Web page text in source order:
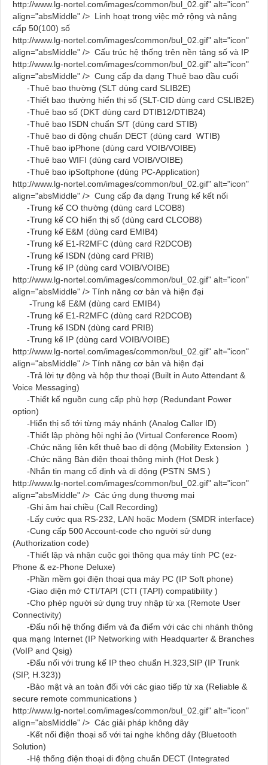
http://www.lg-nortel.com/images/common/bul_02.gif" alt="icon"
align="absMiddle" /> Linh hoạt trong việc mở rộng và nâng
cấp 50(100) số
http://www.lg-nortel.com/images/common/bul_02.gif" alt="icon"
align="absMiddle" /> Cấu trúc hệ thống trên nền tảng số và IP
http://www.lg-nortel.com/images/common/bul_02.gif" alt="icon"
align="absMiddle" /> Cung cấp đa dạng Thuê bao đầu cuối
-Thuê bao thường (SLT dùng card SLIB2E)
-Thiết bao thường hiển thị số (SLT-CID dùng card CSLIB2E)
-Thuê bao số (DKT dùng card DTIB12/DTIB24)
-Thuê bao ISDN chuẩn S/T (dùng card STIB)
-Thuê bao di động chuẩn DECT (dùng card WTIB)
-Thuê bao ipPhone (dùng card VOIB/VOIBE)
-Thuê bao WIFI (dùng card VOIB/VOIBE)
-Thuê bao ipSoftphone (dùng PC-Application)
http://www.lg-nortel.com/images/common/bul_02.gif" alt="icon"
align="absMiddle" /> Cung cấp đa dạng Trung kế kết nối
-Trung kế CO thường (dùng card LCOB8)
-Trung kế CO hiển thị số (dùng card CLCOB8)
-Trung kế E&M (dùng card EMIB4)
-Trung kế E1-R2MFC (dùng card R2DCOB)
-Trung kế ISDN (dùng card PRIB)
-Trung kế IP (dùng card VOIB/VOIBE)
http://www.lg-nortel.com/images/common/bul_02.gif" alt="icon"
align="absMiddle" /> Tính năng cơ bản và hiện đại
-Trung kế E&M (dùng card EMIB4)
-Trung kế E1-R2MFC (dùng card R2DCOB)
-Trung kế ISDN (dùng card PRIB)
-Trung kế IP (dùng card VOIB/VOIBE)
http://www.lg-nortel.com/images/common/bul_02.gif" alt="icon"
align="absMiddle" /> Tính năng cơ bản và hiện đại
-Trả lời tự động và hộp thư thoại (Built in Auto Attendant &
Voice Messaging)
-Thiết kế nguồn cung cấp phù hợp (Redundant Power
option)
-Hiển thị số tới từng máy nhánh (Analog Caller ID)
-Thiết lập phòng hội nghị ảo (Virtual Conference Room)
-Chức năng liên kết thuê bao di động (Mobility Extension )
-Chức năng Bàn điện thoại thông minh (Hot Desk )
-Nhắn tin mạng cố định và di động (PSTN SMS )
http://www.lg-nortel.com/images/common/bul_02.gif" alt="icon"
align="absMiddle" /> Các ứng dụng thương mại
-Ghi âm hai chiều (Call Recording)
-Lấy cước qua RS-232, LAN hoặc Modem (SMDR interface)
-Cung cấp 500 Account-code cho người sử dụng
(Authorization code)
-Thiết lập và nhận cuộc gọi thông qua máy tính PC (ez-
Phone & ez-Phone Deluxe)
-Phần mềm gọi điện thoại qua máy PC (IP Soft phone)
-Giao diện mở CTI/TAPI (CTI (TAPI) compatibility )
-Cho phép người sử dụng truy nhập từ xa (Remote User
Connectivity)
-Đấu nối hệ thống điểm và đa điểm với các chi nhánh thông
qua mạng Internet (IP Networking with Headquarter & Branches
(VoIP and Qsig)
-Đấu nối với trung kế IP theo chuẩn H.323,SIP (IP Trunk
(SIP, H.323))
-Bảo mật và an toàn đối với các giao tiếp từ xa (Reliable &
secure remote communications )
http://www.lg-nortel.com/images/common/bul_02.gif" alt="icon"
align="absMiddle" /> Các giải pháp không dây
-Kết nối điện thoại số với tai nghe không dây (Bluetooth
Solution)
-Hệ thống điện thoại di động chuẩn DECT (Integrated